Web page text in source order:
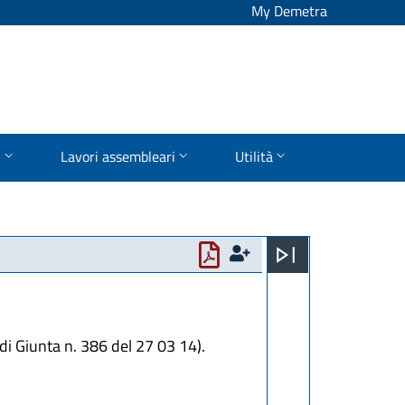
My Demetra
Lavori assembleari Utilità
Giunta n. 386 del 27 03 14).